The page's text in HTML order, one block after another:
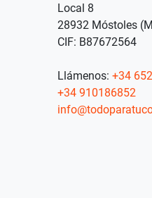
Local 8
28932 Móstoles
CIF: B87672564
Llámenos: +34
+34 910186852